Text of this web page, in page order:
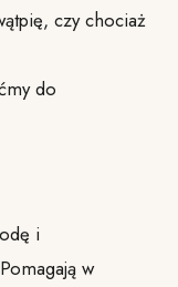
czy chociaż
do
i
w